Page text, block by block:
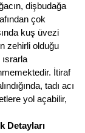
dişbudağa
çok
kuş üvezi
zehirli olduğu
İtiraf
tadı acı
yol açabilir,
Detayları